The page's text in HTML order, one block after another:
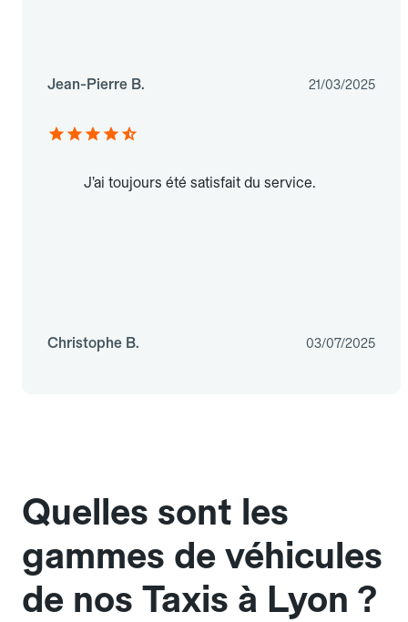
Jean-Pierre B. 21/03/2025
J’ai toujours été satisfait du service.
Christophe B. 03/07/2025
Quelles sont les
gammes de véhicules
de nos Taxis à Lyon ?